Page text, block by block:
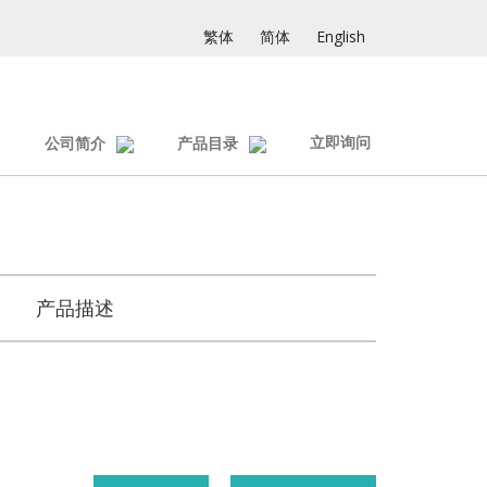
繁体 简体 English
公司简介 产品目录 立即询问
产品描述